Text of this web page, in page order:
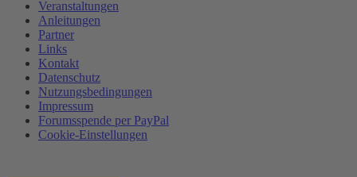
Veranstaltungen
Anleitungen
Partner
Links
Kontakt
Datenschutz
Nutzungsbedingungen
Impressum
Forumsspende per PayPal
Cookie-Einstellungen